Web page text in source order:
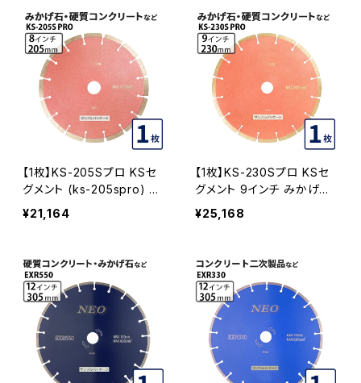
50spro-b)
【1枚】KS-205Sプロ KSセ
グメント (ks-205spro) 8
インチ みかげ石・硬質コン
クリートなどの切断 ダイヤ
SPRO
¥21,164
【1枚】KS-230Sプロ KSセ
グメント 9インチ みかげ石・
硬質コンクリートなどの切
断 ダイヤモンドカッター ダ
o) KS-230SPRO
¥25,168